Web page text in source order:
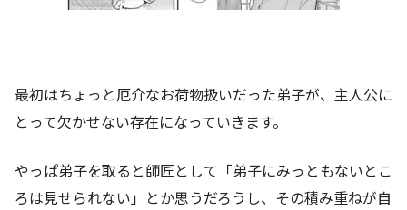
最初はちょっと厄介なお荷物扱いだった弟子が、主人公に
とって欠かせない存在になっていきます。
やっぱ弟子を取ると師匠として「弟子にみっともないとこ
ろは見せられない」とか思うだろうし、その積み重ねが自